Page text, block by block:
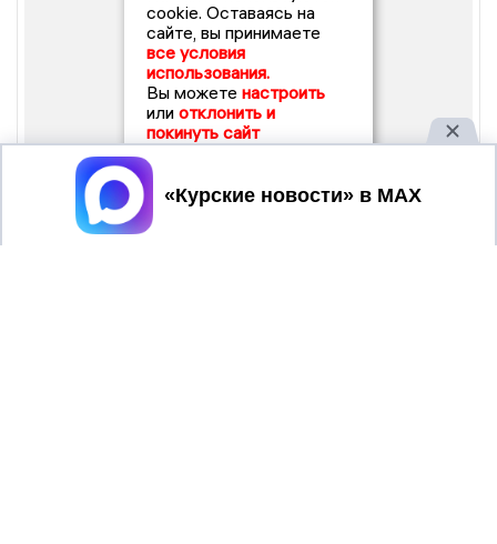
cookie. Оставаясь на
сайте, вы принимаете
все условия
использования.
Вы можете настроить
или отклонить и
покинуть сайт
Принять